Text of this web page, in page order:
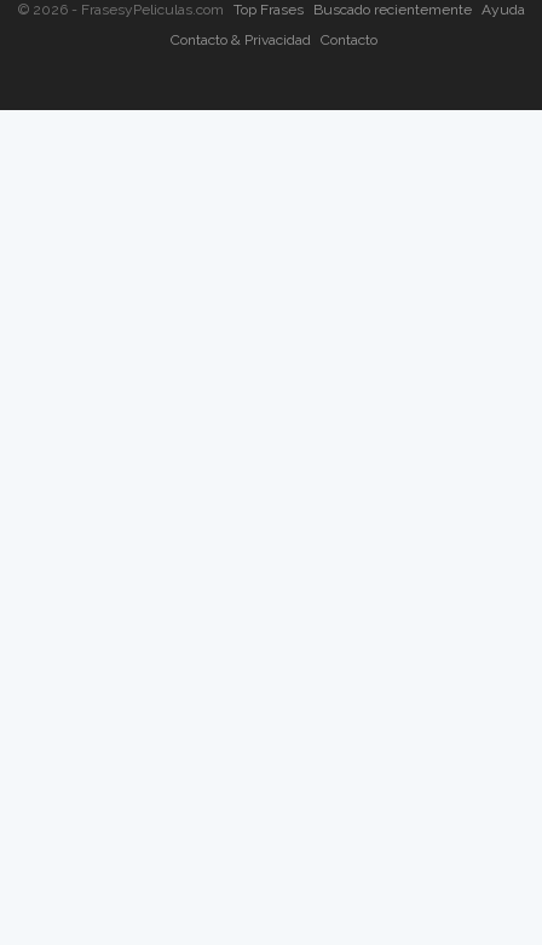
© 2026 - FrasesyPeliculas.com Top Frases Buscado recientemente
Ayuda
Contacto & Privacidad
Contacto